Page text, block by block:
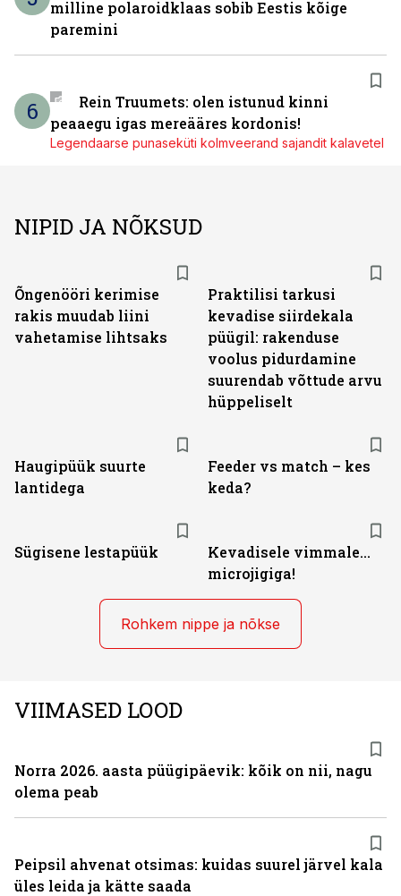
milline polaroidklaas sobib Eestis kõige
paremini
6
Rein Truumets: olen istunud kinni
peaaegu igas mereääres kordonis!
Legendaarse punaseküti kolmveerand sajandit kalavetel
NIPID JA NÕKSUD
Õngenööri kerimise
rakis muudab liini
vahetamise lihtsaks
Praktilisi tarkusi
kevadise siirdekala
püügil: rakenduse
voolus pidurdamine
suurendab võttude arvu
hüppeliselt
Haugipüük suurte
lantidega
Feeder vs match – kes
keda?
Sügisene lestapüük
Kevadisele vimmale...
microjigiga!
Rohkem nippe ja nõkse
VIIMASED LOOD
Norra 2026. aasta püügipäevik: kõik on nii, nagu
olema peab
Peipsil ahvenat otsimas: kuidas suurel järvel kala
üles leida ja kätte saada